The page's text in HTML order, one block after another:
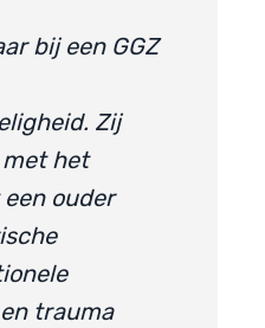
bij een GGZ
Zij
het
ouder
trauma